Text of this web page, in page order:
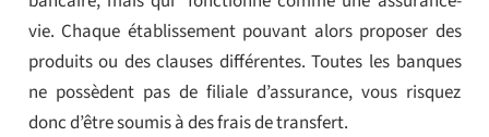
vie. Chaque établissement pouvant alors proposer des
produits ou des clauses différentes. Toutes les banques
ne possèdent pas de filiale d’assurance, vous risquez
donc d’être soumis à des frais de transfert.